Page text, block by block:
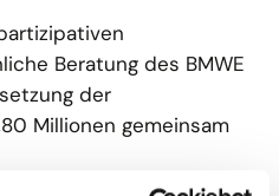
Beratung des BMWE
der
Millionen gemeinsam